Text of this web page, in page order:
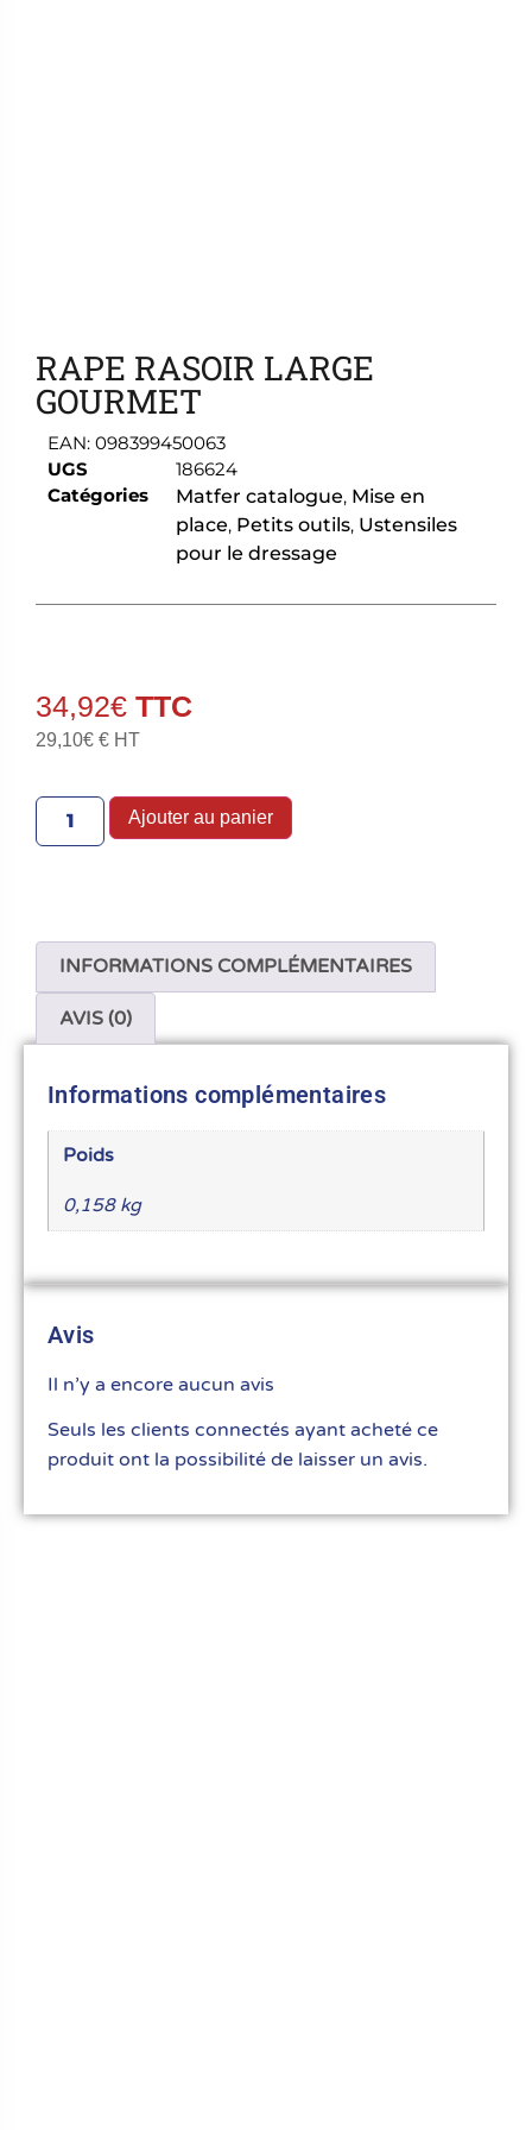
RAPE RASOIR LARGE
GOURMET
EAN: 098399450063
UGS
186624
Catégories
Matfer catalogue, Mise en
place, Petits outils, Ustensiles
pour le dressage
34,92€
29,10€ € HT
Ajouter au panier
INFORMATIONS COMPLÉMENTAIRES
AVIS (0)
Informations complémentaires
Poids
0,158 kg
Avis
Il n’y a encore aucun avis
Seuls les clients connectés ayant acheté ce
produit ont la possibilité de laisser un avis.